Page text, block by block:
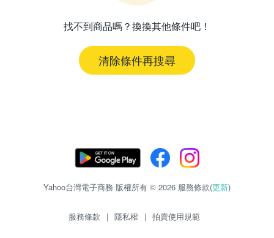
找不到商品嗎？換換其他條件吧！
清除條件再搜尋
Yahoo台灣電子商務 版權所有 © 2026 服務條款(更新)
服務條款 | 隱私權 | 拍賣使用規範